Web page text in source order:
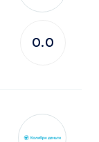
0.0